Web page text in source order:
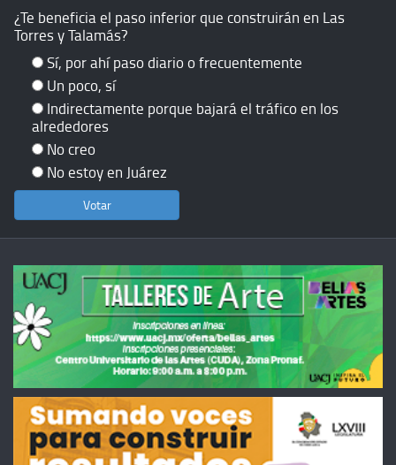
¿Te beneficia el paso inferior que construirán en Las
Torres y Talamás?
Sí, por ahí paso diario o frecuentemente
Un poco, sí
Indirectamente porque bajará el tráfico en los
alrededores
No creo
No estoy en Juárez